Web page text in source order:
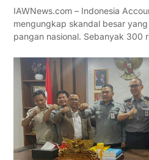
IAWNews.com – Indonesia
mengungkap skandal besar
pangan nasional. Sebanyak 300